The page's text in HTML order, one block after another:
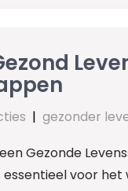
| gezonder
Gezonde
essentieel voor